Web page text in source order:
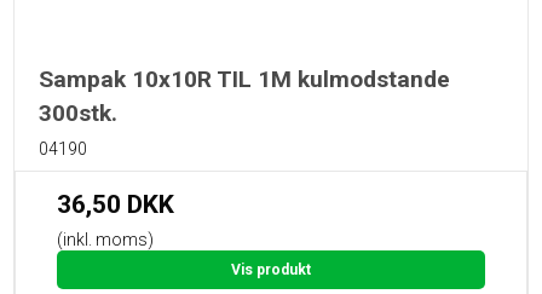
Sampak 10x10R TIL 1M kulmodstande
300stk.
04190
36,50 DKK
(inkl. moms)
Vis produkt